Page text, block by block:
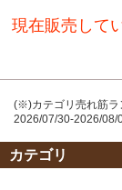
現在販売して
(※)カテゴリ売れ筋ラ
2026/07/30-2026/08/
カテゴリ